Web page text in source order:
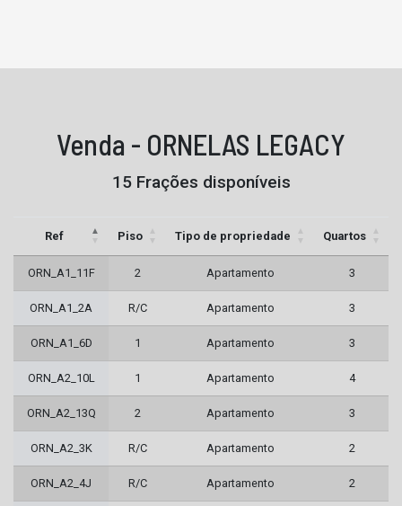
Venda - ORNELAS LEGACY
15 Frações disponíveis
Ref Piso Tipo de propriedade Quartos
ORN_A1_11F 2 Apartamento 3
ORN_A1_2A R/C Apartamento 3
ORN_A1_6D 1 Apartamento 3
ORN_A2_10L 1 Apartamento 4
ORN_A2_13Q 2 Apartamento 3
ORN_A2_3K R/C Apartamento 2
ORN_A2_4J R/C Apartamento 2